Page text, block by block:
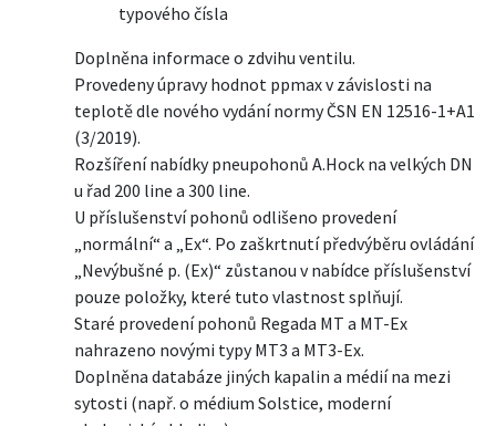
typového čísla
Doplněna informace o zdvihu ventilu.
Provedeny úpravy hodnot ppmax v závislosti na
teplotě dle nového vydání normy ČSN EN 12516-1+A1
(3/2019).
Rozšíření nabídky pneupohonů A.Hock na velkých DN
u řad 200 line a 300 line.
U příslušenství pohonů odlišeno provedení
„normální“ a „Ex“. Po zaškrtnutí předvýběru ovládání
„Nevýbušné p. (Ex)“ zůstanou v nabídce příslušenství
pouze položky, které tuto vlastnost splňují.
Staré provedení pohonů Regada MT a MT-Ex
nahrazeno novými typy MT3 a MT3-Ex.
Doplněna databáze jiných kapalin a médií na mezi
sytosti (např. o médium Solstice, moderní